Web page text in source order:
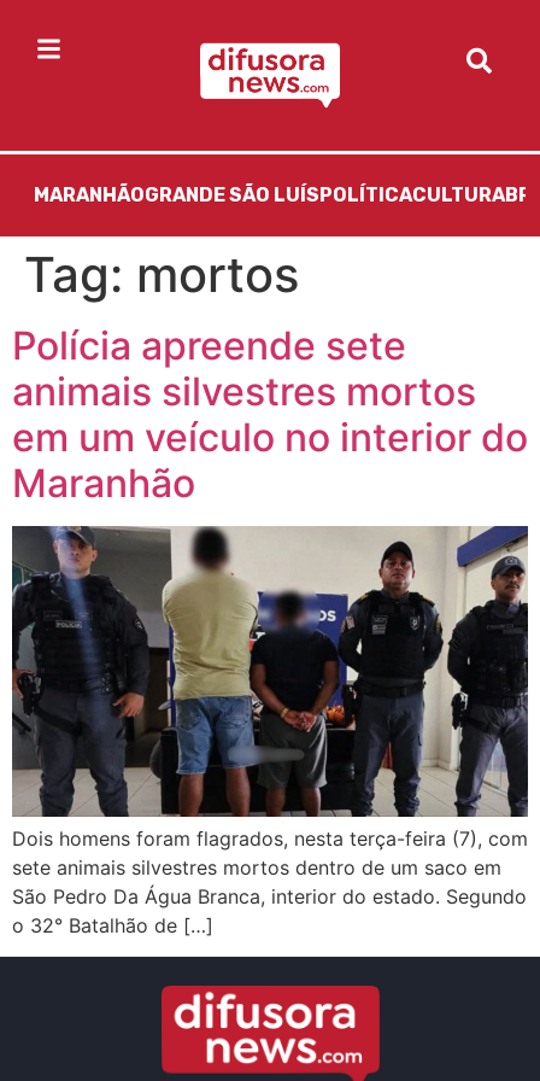
MARANHÃOGRANDE SÃO LUÍS POLÍTICACULTURA
Tag: mortos
Polícia apreende sete
animais silvestres mortos
em um veículo no interior do
Maranhão
Dois homens foram flagrados, nesta terça-feira (7), com
sete animais silvestres mortos dentro de um saco em
São Pedro Da Água Branca, interior do estado. Segundo
o 32° Batalhão de […]